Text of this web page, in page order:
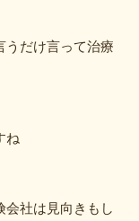
うだけ言って治療
ね
会社は見向きもし